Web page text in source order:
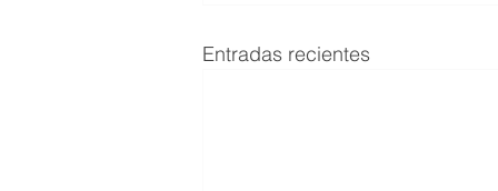
Entradas recientes